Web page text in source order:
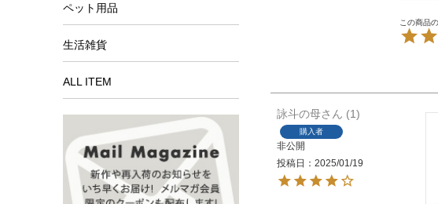
ペット用品
生活雑貨
ALL ITEM
詠斗の母 1
購入者
非公開
投稿日
2025/01/19